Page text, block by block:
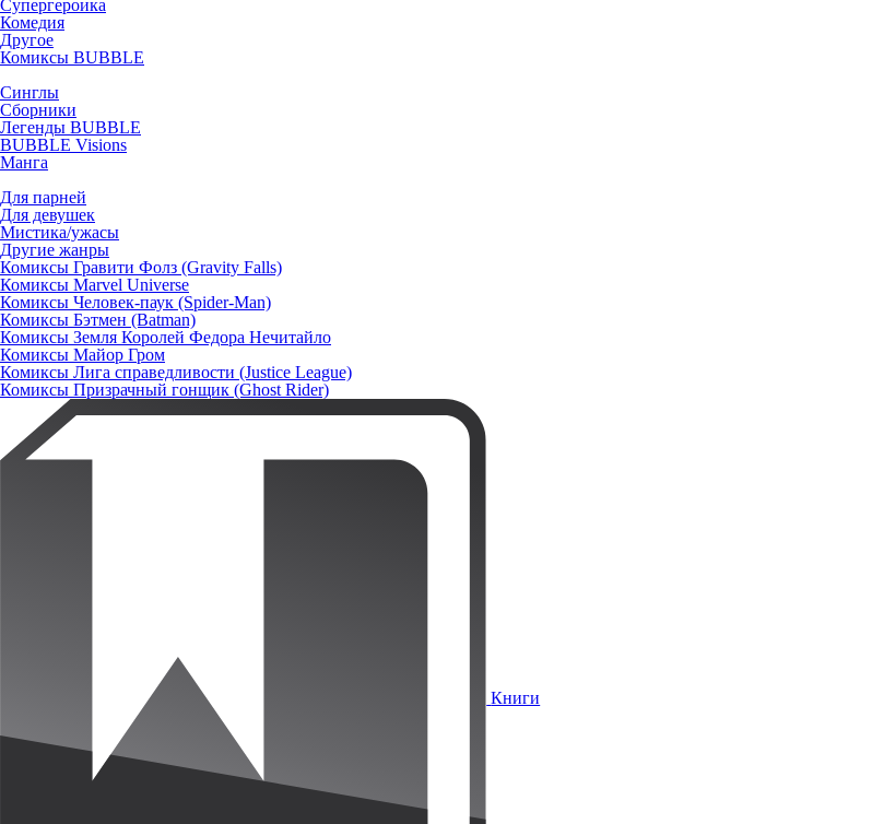
Супергероика
Комедия
Другое
Комиксы BUBBLE
Синглы
Сборники
Легенды BUBBLE
BUBBLE Visions
Манга
Для парней
Для девушек
Мистика/ужасы
Другие жанры
Комиксы Гравити Фолз (Gravity Falls)
Комиксы Marvel Universe
Комиксы Человек-паук (Spider-Man)
Комиксы Бэтмен (Batman)
Комиксы Земля Королей Федора Нечитайло
Комиксы Майор Гром
Комиксы Лига справедливости (Justice League)
Комиксы Призрачный гонщик (Ghost Rider)
Книги